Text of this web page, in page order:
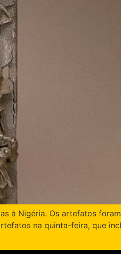
à Nigéria. Os artefatos
na quinta-feira, que